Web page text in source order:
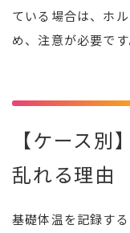
ている場合は、ホ
め、注意が必要です
【ケース
乱れる理由
基礎体温を記録す